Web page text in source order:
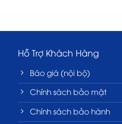
Hỗ Trợ Khách Hàng
Báo giá (nội bộ)
Chính sách bảo mật
Chính sách bảo hành